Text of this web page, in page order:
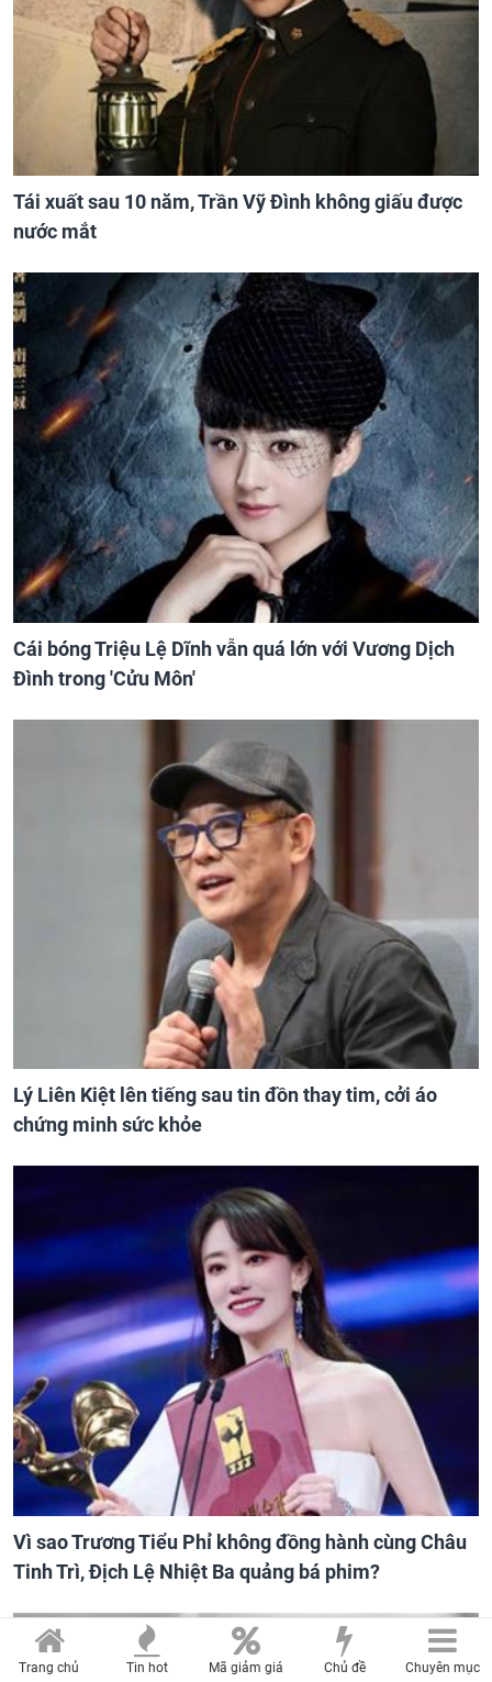
Tái xuất sau 10 năm, Trần Vỹ Đình không giấu được
nước mắt
Cái bóng Triệu Lệ Dĩnh vẫn quá lớn với Vương Dịch
Đình trong 'Cửu Môn'
Lý Liên Kiệt lên tiếng sau tin đồn thay tim, cởi áo
chứng minh sức khỏe
Vì sao Trương Tiểu Phỉ không đồng hành cùng Châu
Tinh Trì, Địch Lệ Nhiệt Ba quảng bá phim?
Trang chủ Tin hot Mã giảm giá Chủ đề Chuyên mục